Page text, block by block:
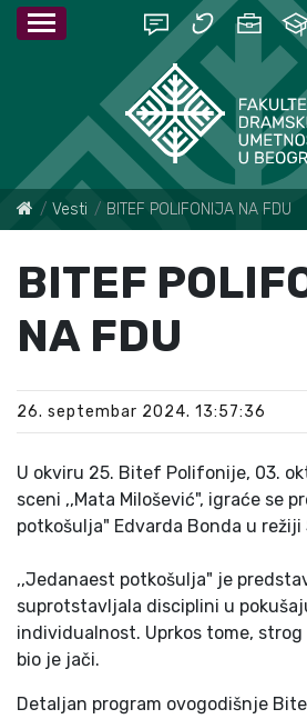
Vesti BITEF POLIFONIJA NA FDU
BITEF
NA FDU
26. septembar 2024. 13:57:36
U okviru 25. Bitef Polifonije, 03.
sceni ,,Mata Milošević", igraće se
potkošulja" Edvarda Bonda u režiji
,,Jedanaest potkošulja" je
suprotstavljala disciplini u
individualnost. Uprkos tome,
bio je jači.
Detaljan program ovogodišnje